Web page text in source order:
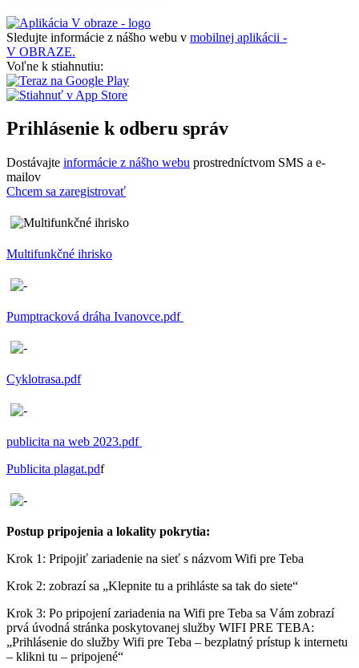
Sledujte informácie z nášho webu v mobilnej aplikácii -
V OBRAZE.
Voľne k stiahnutiu:
Prihlásenie k odberu správ
Dostávajte informácie z nášho webu prostredníctvom SMS a e-
mailov
Chcem sa zaregistrovať
Multifunkčné ihrisko
Pumptracková dráha Ivanovce.pdf
Cyklotrasa.pdf
publicita na web 2023.pdf
Publicita plagat.pdf
Postup pripojenia a lokality pokrytia:
Krok 1: Pripojiť zariadenie na sieť s názvom Wifi pre Teba
Krok 2: zobrazí sa „Klepnite tu a prihláste sa tak do siete“
Krok 3: Po pripojení zariadenia na Wifi pre Teba sa Vám zobrazí
prvá úvodná stránka poskytovanej služby WIFI PRE TEBA:
„Prihlásenie do služby Wifi pre Teba – bezplatný prístup k internetu
– klikni tu – pripojené“